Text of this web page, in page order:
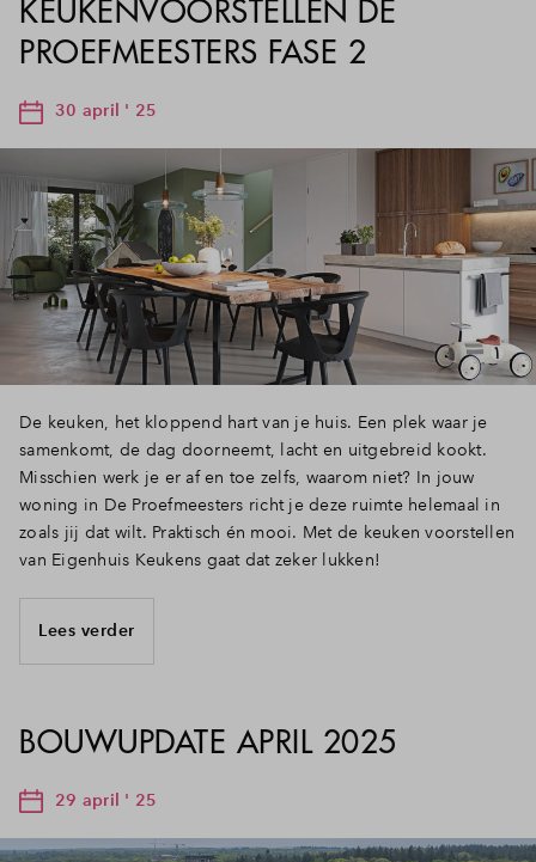
KEUKENVOORSTELLEN DE
PROEFMEESTERS FASE 2
30 april ' 25
De keuken, het kloppend hart van je huis. Een plek waar je
samenkomt, de dag doorneemt, lacht en uitgebreid kookt.
Misschien werk je er af en toe zelfs, waarom niet? In jouw
woning in De Proefmeesters richt je deze ruimte helemaal in
zoals jij dat wilt. Praktisch én mooi. Met de keuken voorstellen
van Eigenhuis Keukens gaat dat zeker lukken!
Lees verder
BOUWUPDATE APRIL 2025
29 april ' 25